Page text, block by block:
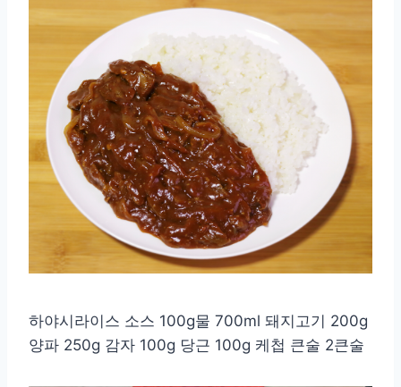
하야시라이스 소스 100g물 700ml 돼지고기 200g
양파 250g 감자 100g 당근 100g 케첩 큰술 2큰술